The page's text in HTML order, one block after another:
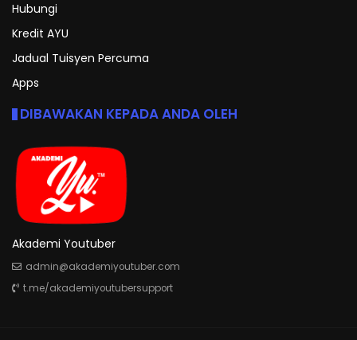
Hubungi
Kredit AYU
Jadual Tuisyen Percuma
Apps
DIBAWAKAN KEPADA ANDA OLEH
Akademi Youtuber
admin@akademiyoutuber.com
t.me/akademiyoutubersupport